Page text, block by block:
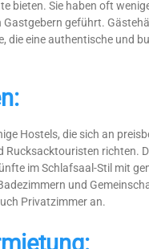
bieten. Sie haben oft
Gastgebern geführt.
die eine authentische und
Hostels, die sich an
Rucksacktouristen richten.
im Schlafsaal-Stil mit
und
Privatzimmer an.